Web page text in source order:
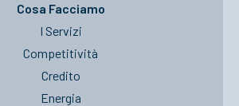
Cosa Facciamo
I Servizi
Competitività
Credito
Energia